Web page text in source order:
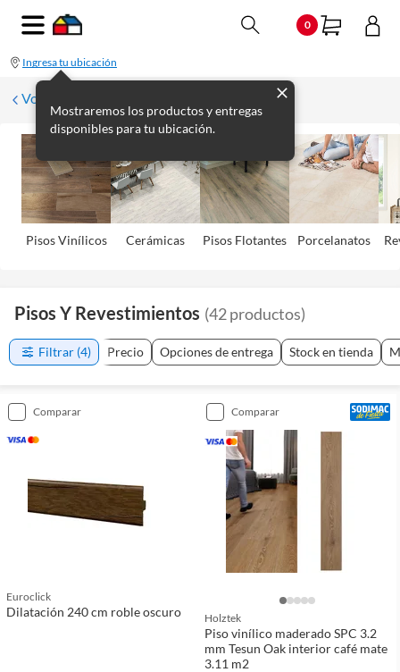
0
Ingresa tu ubicación
Mostraremos los productos y entregas
disponibles para tu ubicación.
Volver
Pisos Viní­licos Cerámicas Pisos Flotantes Porcelanatos
Pisos Y Revestimientos (42productos)
Filtrar (4) Precio Opciones de entrega Stock en tienda
comparar
Euroclick
Dilatación 240 cm roble oscuro
comparar
Holztek
Piso vinílico maderado SPC 3.2
mm Tesun Oak interior café mate
3.11 m2